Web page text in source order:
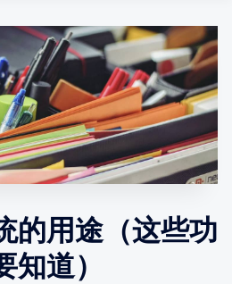
Search 美洽博客
的用途（这些功
道）